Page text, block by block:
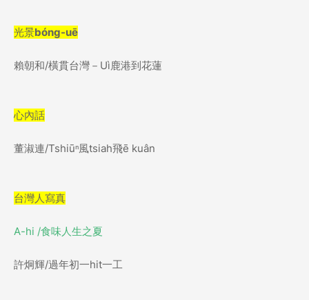
光景bóng-uē
賴朝和/橫貫台灣－ Uì鹿港到花蓮
心內話
董淑連/Tshiūⁿ風tsiah飛ē kuân
台灣人寫真
A-hi /食味人生之夏
許炯輝/過年初一hit一工